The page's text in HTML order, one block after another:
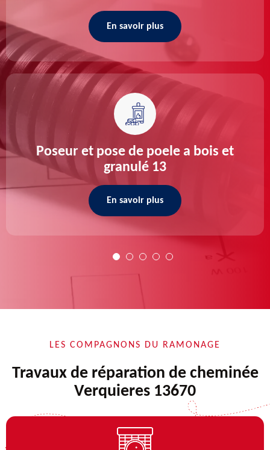
En savoir plus
Poseur et pose de poele a bois et
granulé 13
En savoir plus
LES COMPAGNONS DU RAMONAGE
Travaux de réparation de cheminée
Verquieres 13670